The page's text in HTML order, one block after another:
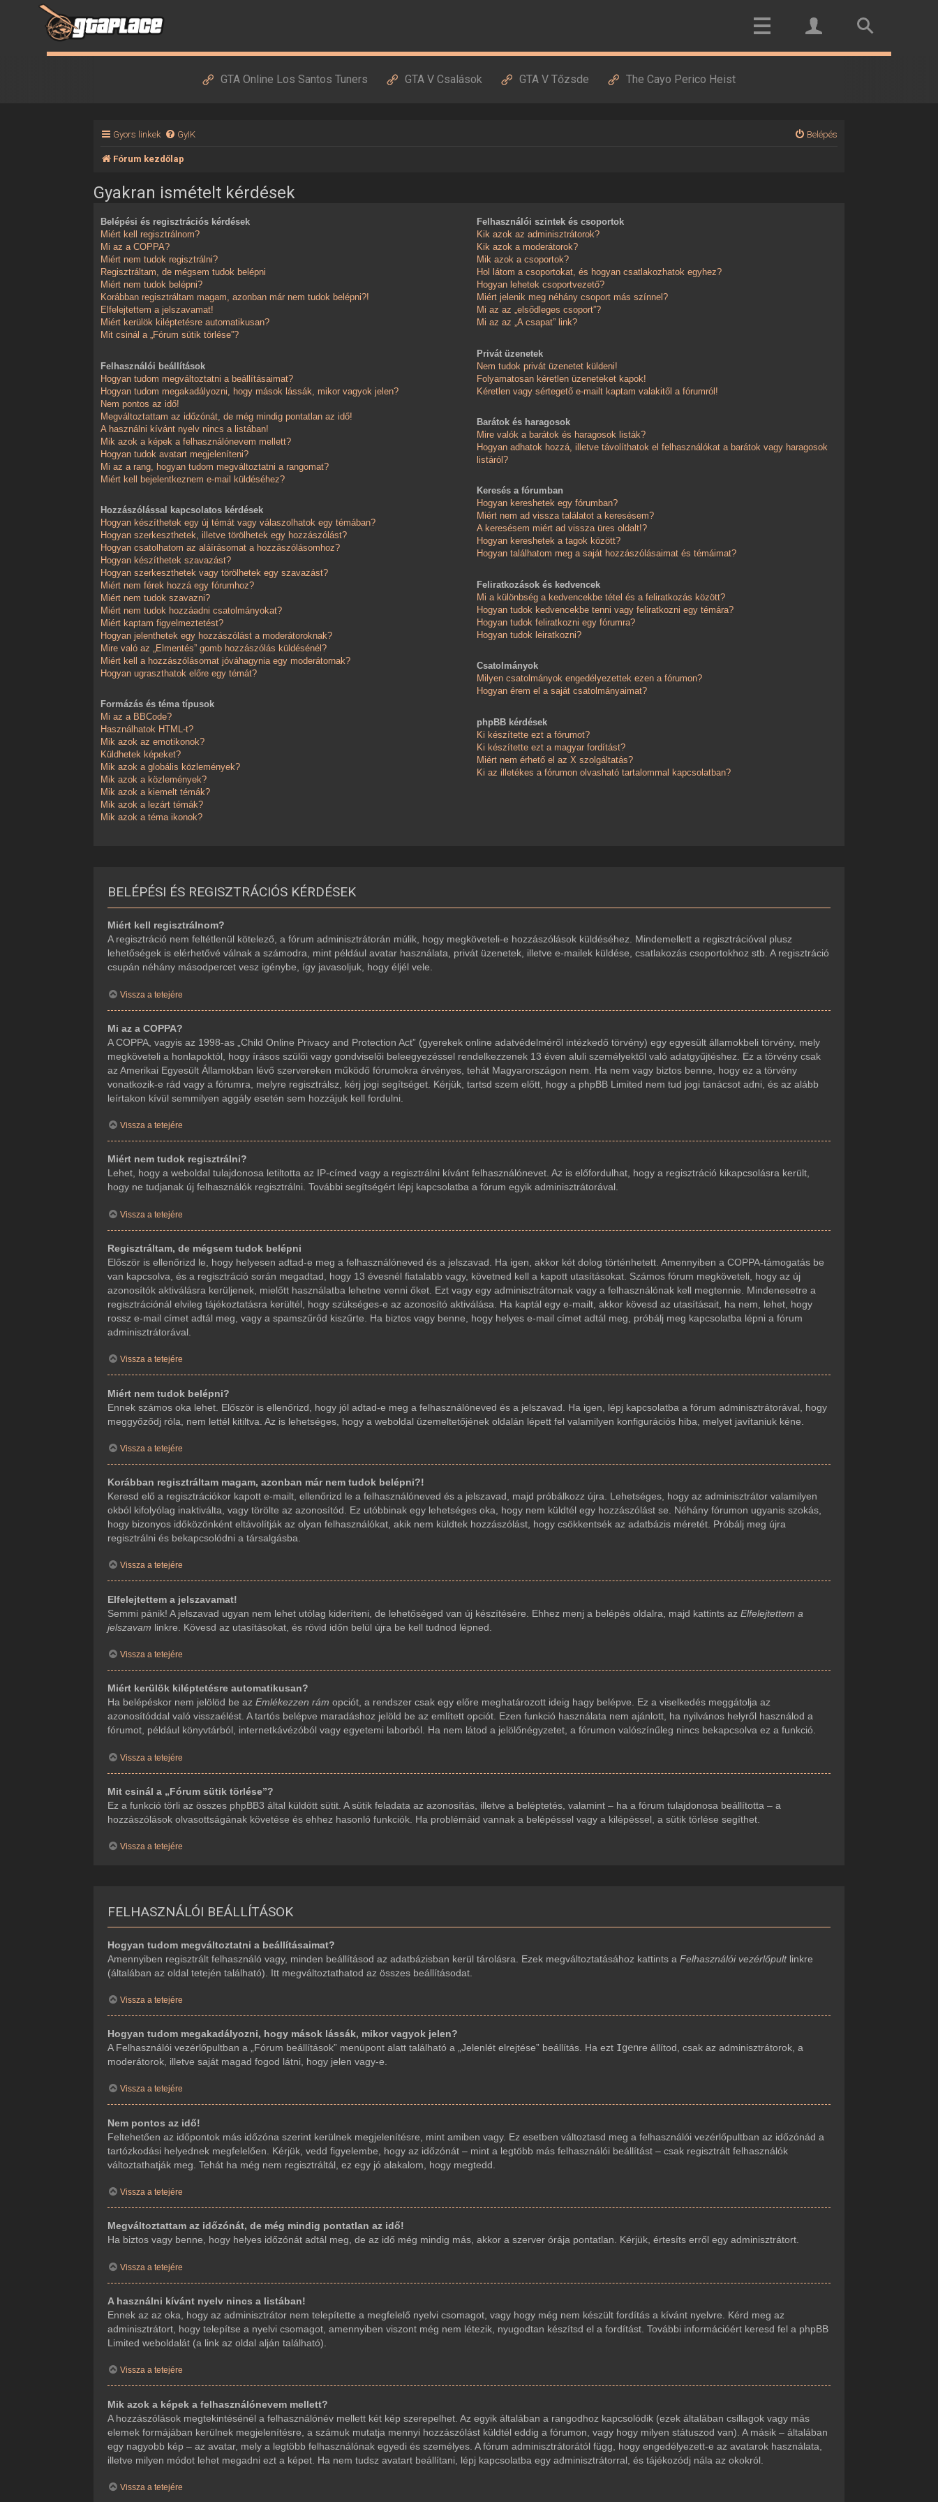
GTA Online Los Santos Tuners GTA V Csalások GTA V Tőzsde The Cayo Perico Heist
Gyors linkek GyIK Belépés
Fórum kezdőlap
Gyakran ismételt kérdések
Belépési és regisztrációs kérdések
Miért kell regisztrálnom?
Mi az a COPPA?
Miért nem tudok regisztrálni?
Regisztráltam, de mégsem tudok belépni
Miért nem tudok belépni?
Korábban regisztráltam magam, azonban már nem tudok belépni?!
Elfelejtettem a jelszavamat!
Miért kerülök kiléptetésre automatikusan?
Mit csinál a „Fórum sütik törlése”?
Felhasználói beállítások
Hogyan tudom megváltoztatni a beállításaimat?
Hogyan tudom megakadályozni, hogy mások lássák, mikor vagyok jelen?
Nem pontos az idő!
Megváltoztattam az időzónát, de még mindig pontatlan az idő!
A használni kívánt nyelv nincs a listában!
Mik azok a képek a felhasználónevem mellett?
Hogyan tudok avatart megjeleníteni?
Mi az a rang, hogyan tudom megváltoztatni a rangomat?
Miért kell bejelentkeznem e-mail küldéséhez?
Hozzászólással kapcsolatos kérdések
Hogyan készíthetek egy új témát vagy válaszolhatok egy témában?
Hogyan szerkeszthetek, illetve törölhetek egy hozzászólást?
Hogyan csatolhatom az aláírásomat a hozzászólásomhoz?
Hogyan készíthetek szavazást?
Hogyan szerkeszthetek vagy törölhetek egy szavazást?
Miért nem férek hozzá egy fórumhoz?
Miért nem tudok szavazni?
Miért nem tudok hozzáadni csatolmányokat?
Miért kaptam figyelmeztetést?
Hogyan jelenthetek egy hozzászólást a moderátoroknak?
Mire való az „Elmentés” gomb hozzászólás küldésénél?
Miért kell a hozzászólásomat jóváhagynia egy moderátornak?
Hogyan ugraszthatok előre egy témát?
Formázás és téma típusok
Mi az a BBCode?
Használhatok HTML-t?
Mik azok az emotikonok?
Küldhetek képeket?
Mik azok a globális közlemények?
Mik azok a közlemények?
Mik azok a kiemelt témák?
Mik azok a lezárt témák?
Mik azok a téma ikonok?
Felhasználói szintek és csoportok
Kik azok az adminisztrátorok?
Kik azok a moderátorok?
Mik azok a csoportok?
Hol látom a csoportokat, és hogyan csatlakozhatok egyhez?
Hogyan lehetek csoportvezető?
Miért jelenik meg néhány csoport más színnel?
Mi az az „elsődleges csoport”?
Mi az az „A csapat” link?
Privát üzenetek
Nem tudok privát üzenetet küldeni!
Folyamatosan kéretlen üzeneteket kapok!
Kéretlen vagy sértegető e-mailt kaptam valakitől a fórumról!
Barátok és haragosok
Mire valók a barátok és haragosok listák?
Hogyan adhatok hozzá, illetve távolíthatok el felhasználókat a barátok vagy haragosok
listáról?
Keresés a fórumban
Hogyan kereshetek egy fórumban?
Miért nem ad vissza találatot a keresésem?
A keresésem miért ad vissza üres oldalt!?
Hogyan kereshetek a tagok között?
Hogyan találhatom meg a saját hozzászólásaimat és témáimat?
Feliratkozások és kedvencek
Mi a különbség a kedvencekbe tétel és a feliratkozás között?
Hogyan tudok kedvencekbe tenni vagy feliratkozni egy témára?
Hogyan tudok feliratkozni egy fórumra?
Hogyan tudok leiratkozni?
Csatolmányok
Milyen csatolmányok engedélyezettek ezen a fórumon?
Hogyan érem el a saját csatolmányaimat?
phpBB kérdések
Ki készítette ezt a fórumot?
Ki készítette ezt a magyar fordítást?
Miért nem érhető el az X szolgáltatás?
Ki az illetékes a fórumon olvasható tartalommal kapcsolatban?
BELÉPÉSI ÉS REGISZTRÁCIÓS KÉRDÉSEK
Miért kell regisztrálnom?
A regisztráció nem feltétlenül kötelező, a fórum adminisztrátorán múlik, hogy megköveteli-e hozzászólások küldéséhez. Mindemellett a regisztrációval plusz
lehetőségek is elérhetővé válnak a számodra, mint például avatar használata, privát üzenetek, illetve e-mailek küldése, csatlakozás csoportokhoz stb. A regisztráció
csupán néhány másodpercet vesz igénybe, így javasoljuk, hogy éljél vele.
Vissza a tetejére
Mi az a COPPA?
A COPPA, vagyis az 1998-as „Child Online Privacy and Protection Act” (gyerekek online adatvédelméről intézkedő törvény) egy egyesült államokbeli törvény, mely
megköveteli a honlapoktól, hogy írásos szülői vagy gondviselői beleegyezéssel rendelkezzenek 13 éven aluli személyektől való adatgyűjtéshez. Ez a törvény csak
az Amerikai Egyesült Államokban lévő szervereken működő fórumokra érvényes, tehát Magyarországon nem. Ha nem vagy biztos benne, hogy ez a törvény
vonatkozik-e rád vagy a fórumra, melyre regisztrálsz, kérj jogi segítséget. Kérjük, tartsd szem előtt, hogy a phpBB Limited nem tud jogi tanácsot adni, és az alább
leírtakon kívül semmilyen aggály esetén sem hozzájuk kell fordulni.
Vissza a tetejére
Miért nem tudok regisztrálni?
Lehet, hogy a weboldal tulajdonosa letiltotta az IP-címed vagy a regisztrálni kívánt felhasználónevet. Az is előfordulhat, hogy a regisztráció kikapcsolásra került,
hogy ne tudjanak új felhasználók regisztrálni. További segítségért lépj kapcsolatba a fórum egyik adminisztrátorával.
Vissza a tetejére
Regisztráltam, de mégsem tudok belépni
Először is ellenőrizd le, hogy helyesen adtad-e meg a felhasználóneved és a jelszavad. Ha igen, akkor két dolog történhetett. Amennyiben a COPPA-támogatás be
van kapcsolva, és a regisztráció során megadtad, hogy 13 évesnél fiatalabb vagy, követned kell a kapott utasításokat. Számos fórum megköveteli, hogy az új
azonosítók aktiválásra kerüljenek, mielőtt használatba lehetne venni őket. Ezt vagy egy adminisztrátornak vagy a felhasználónak kell megtennie. Mindenesetre a
regisztrációnál elvileg tájékoztatásra kerültél, hogy szükséges-e az azonosító aktiválása. Ha kaptál egy e-mailt, akkor kövesd az utasításait, ha nem, lehet, hogy
rossz e-mail címet adtál meg, vagy a spamszűrőd kiszűrte. Ha biztos vagy benne, hogy helyes e-mail címet adtál meg, próbálj meg kapcsolatba lépni a fórum
adminisztrátorával.
Vissza a tetejére
Miért nem tudok belépni?
Ennek számos oka lehet. Először is ellenőrizd, hogy jól adtad-e meg a felhasználóneved és a jelszavad. Ha igen, lépj kapcsolatba a fórum adminisztrátorával, hogy
meggyőződj róla, nem lettél kitiltva. Az is lehetséges, hogy a weboldal üzemeltetőjének oldalán lépett fel valamilyen konfigurációs hiba, melyet javítaniuk kéne.
Vissza a tetejére
Korábban regisztráltam magam, azonban már nem tudok belépni?!
Keresd elő a regisztrációkor kapott e-mailt, ellenőrizd le a felhasználóneved és a jelszavad, majd próbálkozz újra. Lehetséges, hogy az adminisztrátor valamilyen
okból kifolyólag inaktiválta, vagy törölte az azonosítód. Ez utóbbinak egy lehetséges oka, hogy nem küldtél egy hozzászólást se. Néhány fórumon ugyanis szokás,
hogy bizonyos időközönként eltávolítják az olyan felhasználókat, akik nem küldtek hozzászólást, hogy csökkentsék az adatbázis méretét. Próbálj meg újra
regisztrálni és bekapcsolódni a társalgásba.
Vissza a tetejére
Elfelejtettem a jelszavamat!
Semmi pánik! A jelszavad ugyan nem lehet utólag kideríteni, de lehetőséged van új készítésére. Ehhez menj a belépés oldalra, majd kattints azElfelejtettem a
jelszavam linkre. Kövesd az utasításokat, és rövid időn belül újra be kell tudnod lépned.
Vissza a tetejére
Miért kerülök kiléptetésre automatikusan?
Ha belépéskor nem jelölöd be azEmlékezzen rám opciót, a rendszer csak egy előre meghatározott ideig hagy belépve. Ez a viselkedés meggátolja az
azonosítóddal való visszaélést. A tartós belépve maradáshoz jelöld be az említett opciót. Ezen funkció használata nem ajánlott, ha nyilvános helyről használod a
fórumot, például könyvtárból, internetkávézóból vagy egyetemi laborból. Ha nem látod a jelölőnégyzetet, a fórumon valószínűleg nincs bekapcsolva ez a funkció.
Vissza a tetejére
Mit csinál a „Fórum sütik törlése”?
Ez a funkció törli az összes phpBB3 által küldött sütit. A sütik feladata az azonosítás, illetve a beléptetés, valamint – ha a fórum tulajdonosa beállította – a
hozzászólások olvasottságának követése és ehhez hasonló funkciók. Ha problémáid vannak a belépéssel vagy a kilépéssel, a sütik törlése segíthet.
Vissza a tetejére
FELHASZNÁLÓI BEÁLLÍTÁSOK
Hogyan tudom megváltoztatni a beállításaimat?
Amennyiben regisztrált felhasználó vagy, minden beállításod az adatbázisban kerül tárolásra. Ezek megváltoztatásához kattints aFelhasználói vezérlőpultlinkre
(általában az oldal tetején található). Itt megváltoztathatod az összes beállításodat.
Vissza a tetejére
Hogyan tudom megakadályozni, hogy mások lássák, mikor vagyok jelen?
A Felhasználói vezérlőpultban a „Fórum beállítások” menüpont alatt található a „Jelenlét elrejtése” beállítás. Ha ezt Igenre állítod, csak az adminisztrátorok, a
moderátorok, illetve saját magad fogod látni, hogy jelen vagy-e.
Vissza a tetejére
Nem pontos az idő!
Feltehetően az időpontok más időzóna szerint kerülnek megjelenítésre, mint amiben vagy. Ez esetben változtasd meg a felhasználói vezérlőpultban az időzónád a
tartózkodási helyednek megfelelően. Kérjük, vedd figyelembe, hogy az időzónát – mint a legtöbb más felhasználói beállítást – csak regisztrált felhasználók
változtathatják meg. Tehát ha még nem regisztráltál, ez egy jó alakalom, hogy megtedd.
Vissza a tetejére
Megváltoztattam az időzónát, de még mindig pontatlan az idő!
Ha biztos vagy benne, hogy helyes időzónát adtál meg, de az idő még mindig más, akkor a szerver órája pontatlan. Kérjük, értesíts erről egy adminisztrátort.
Vissza a tetejére
A használni kívánt nyelv nincs a listában!
Ennek az az oka, hogy az adminisztrátor nem telepítette a megfelelő nyelvi csomagot, vagy hogy még nem készült fordítás a kívánt nyelvre. Kérd meg az
adminisztrátort, hogy telepítse a nyelvi csomagot, amennyiben viszont még nem létezik, nyugodtan készítsd el a fordítást. További információért keresd fel a phpBB
Limited weboldalát (a link az oldal alján található).
Vissza a tetejére
Mik azok a képek a felhasználónevem mellett?
A hozzászólások megtekintésénél a felhasználónév mellett két kép szerepelhet. Az egyik általában a rangodhoz kapcsolódik (ezek általában csillagok vagy más
elemek formájában kerülnek megjelenítésre, a számuk mutatja mennyi hozzászólást küldtél eddig a fórumon, vagy hogy milyen státuszod van). A másik – általában
egy nagyobb kép – az avatar, mely a legtöbb felhasználónak egyedi és személyes. A fórum adminisztrátorától függ, hogy engedélyezett-e az avatarok használata,
illetve milyen módot lehet megadni ezt a képet. Ha nem tudsz avatart beállítani, lépj kapcsolatba egy adminisztrátorral, és tájékozódj nála az okokról.
Vissza a tetejére